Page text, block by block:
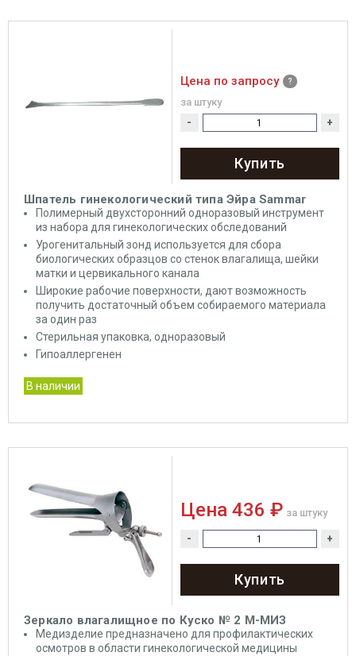
Шпатель гинекологический типа Эйра Sammar
Полимерный двухсторонний одноразовый инструмент
из набора для гинекологических обследований
Урогенитальный зонд используется для сбора
биологических образцов со стенок влагалища, шейки
матки и цервикального канала
Широкие рабочие поверхности, дают возможность
получить достаточный объем собираемого материала
за один раз
Стерильная упаковка, одноразовый
Гипоаллергенен
В наличии
Цена по запросу
за штуку
- +
Купить
Зеркало влагалищное по Куско № 2 М-МИЗ
Медизделие предназначено для профилактических
осмотров в области гинекологической медицины
Цена 436 ₽ за штуку
- +
Купить